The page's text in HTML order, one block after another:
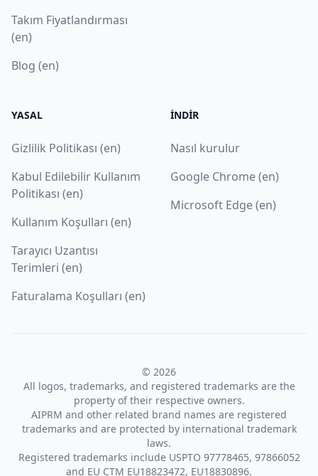
Takım Fiyatlandırması
(en)
Blog (en)
YASAL
Gizlilik Politikası (en)
Kabul Edilebilir Kullanım
Politikası (en)
Kullanım Koşulları (en)
Tarayıcı Uzantısı
Terimleri (en)
Faturalama Koşulları (en)
İNDIR
Nasıl kurulur
Google Chrome (en)
Microsoft Edge (en)
© 2026
All logos, trademarks, and registered trademarks are the
property of their respective owners.
AIPRM and other related brand names are registered
trademarks and are protected by international trademark
laws.
Registered trademarks include USPTO 97778465, 97866052
and EU CTM EU18823472, EU18830896.